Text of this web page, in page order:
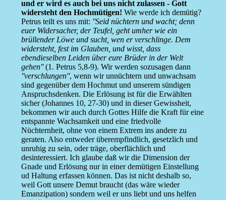
und er wird es auch bei uns nicht zulassen - Gott
widersteht den Hochmütigen! Wie werde ich demütig?
Petrus teilt es uns mit: ''Seid nüchtern und wacht; denn
euer Widersacher, der Teufel, geht umher wie ein
brüllender Löwe und sucht, wen er verschlinge. Dem
widersteht, fest im Glauben, und wisst, dass
ebendieselben Leiden über eure Brüder in der Welt
gehen''(1. Petrus 5,8-9). Wir werden sozusagen dann
''verschlungen'', wenn wir unnüchtern und unwachsam
sind gegenüber dem Hochmut und unserem sündigen
Anspruchsdenken. Die Erlösung ist für die Erwählten
sicher (Johannes 10, 27-30) und in dieser Gewissheit,
bekommen wir auch durch Gottes Hilfe die Kraft für eine
entspannte Wachsamkeit und eine friedvolle
Nüchternheit, ohne von einem Extrem ins andere zu
geraten. Also entweder überempfindlich, gesetzlich und
unruhig zu sein, oder träge, oberflächlich und
desinteressiert. Ich glaube daß wir die Dimension der
Gnade und Erlösung nur in einer demütigen Einstellung
ud Haltung erfassen können. Das ist nicht deshalb so,
weil Gott unsere Demut braucht (das wäre wieder
Emanzipation) sondern weil er uns liebt und uns helfen